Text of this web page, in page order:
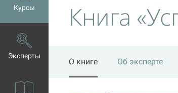
Курсы
Эксперты
Книга
О книге Об эксперте